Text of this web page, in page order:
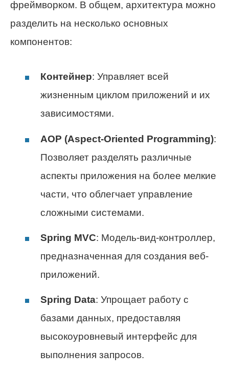
фреймворком. В общем, архитектура можно
разделить на несколько основных
компонентов:
Контейнер: Управляет всей
жизненным циклом приложений и их
зависимостями.
AOP (Aspect-Oriented Programming):
Позволяет разделять различные
аспекты приложения на более мелкие
части, что облегчает управление
сложными системами.
Spring MVC: Модель-вид-контроллер,
предназначенная для создания веб-
приложений.
Spring Data: Упрощает работу с
базами данных, предоставляя
высокоуровневый интерфейс для
выполнения запросов.